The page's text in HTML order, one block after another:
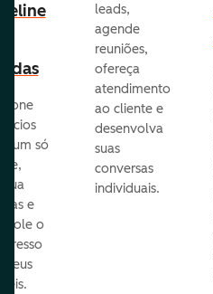
um só
e
o
seus
leads,
agende
reuniões,
ofereça
atendimento
ao cliente e
desenvolva
suas
conversas
individuais.